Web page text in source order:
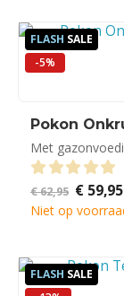
FLASH SALE
-5%
Pokon
Met
0out of 5
€62,95
prijs
was:
€59,95
Niet op
FLASH SALE